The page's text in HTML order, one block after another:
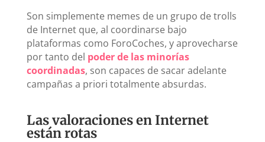
Son simplemente memes de un grupo de trolls
de Internet que, al coordinarse bajo
plataformas como ForoCoches, y aprovecharse
por tanto del poder de las minorías
coordinadas, son capaces de sacar adelante
campañas a priori totalmente absurdas.
Las valoraciones en Internet
están rotas